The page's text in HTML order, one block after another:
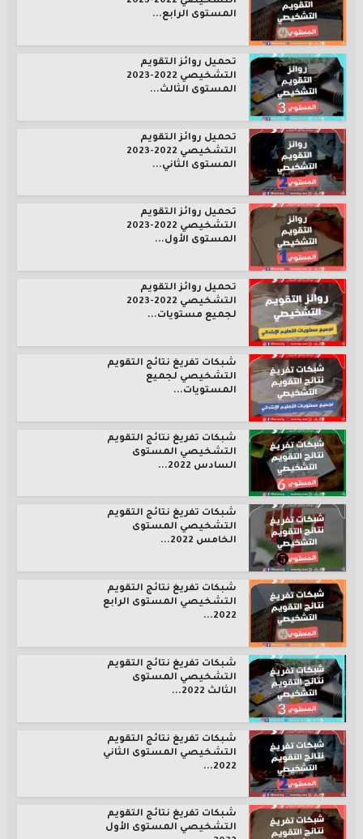
المستوى الرابع...
تحميل روائز التقويم
التشخيصي 2022-2023
المستوى الثالث...
تحميل روائز التقويم
التشخيصي 2022-2023
المستوى الثاني...
تحميل روائز التقويم
التشخيصي 2022-2023
المستوى الأول...
تحميل روائز التقويم
التشخيصي 2022-2023
لجميع مستويات...
شبكات تفريغ نتائج التقويم
التشخيصي لجميع
المستويات...
شبكات تفريغ نتائج التقويم
التشخيصي المستوى
السادس 2022...
شبكات تفريغ نتائج التقويم
التشخيصي المستوى
الخامس 2022...
شبكات تفريغ نتائج التقويم
التشخيصي المستوى الرابع
2022...
شبكات تفريغ نتائج التقويم
التشخيصي المستوى
الثالث 2022...
شبكات تفريغ نتائج التقويم
التشخيصي المستوى الثاني
2022...
شبكات تفريغ نتائج التقويم
التشخيصي المستوى الأول